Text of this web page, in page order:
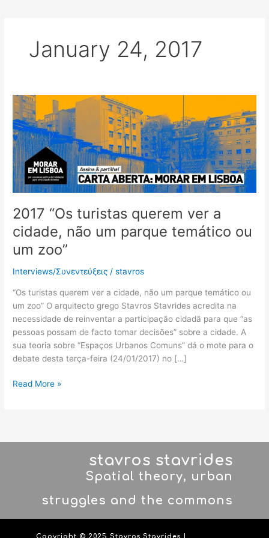
January 24, 2017
2017 “Os turistas querem ver a
cidade, não um parque temático ou
um zoo”
Interviews/Συνεντεύξεις /stavros
“Os turistas querem ver a cidade, não um parque temático ou
um zoo” O arquitecto grego Stavros Stavrides acredita na
necessidade de reinventar a participação cidadã para que “as
pessoas possam de facto tomar decisões” sobre a cidade. A
sua teoria sobre “Espaços Urbanos Comuns” dá o mote para o
debate desta terça-feira (24/01/2017) no […]
2017
“Os
turistas
querem
ver
a
cidade,
não
um
parque
temático
ou
zoo”
Read More »
stavros stavrides
Spatial theory, urban
struggles and the commons